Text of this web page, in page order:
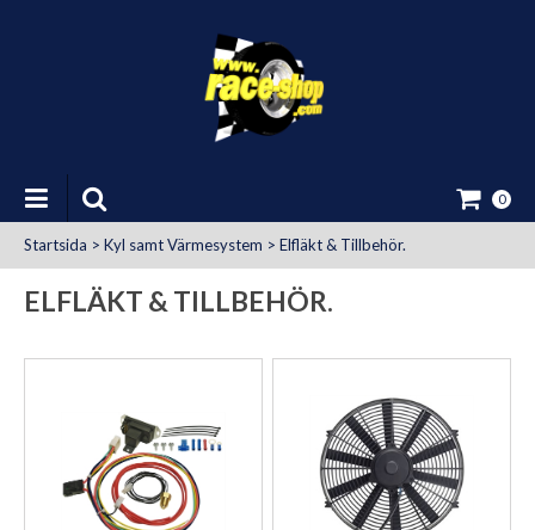
0
Startsida > Kyl samt Värmesystem > Elfläkt & Tillbehör.
ELFLÄKT & TILLBEHÖR.